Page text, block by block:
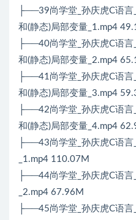
├──39尚学堂_孙庆虎C语言
和(静态)局部变量_1.mp4
├──40尚学堂_孙庆虎C语言
和(静态)局部变量_2.mp4
├──41尚学堂_孙庆虎C语言
和(静态)局部变量_3.mp4
├──42尚学堂_孙庆虎C语言
和(静态)局部变量_4.mp4
├──43尚学堂_孙庆虎C语言
_1.mp4 110.07M
├──44尚学堂_孙庆虎C语言
_2.mp4 67.96M
├──45尚学堂_孙庆虎C语言